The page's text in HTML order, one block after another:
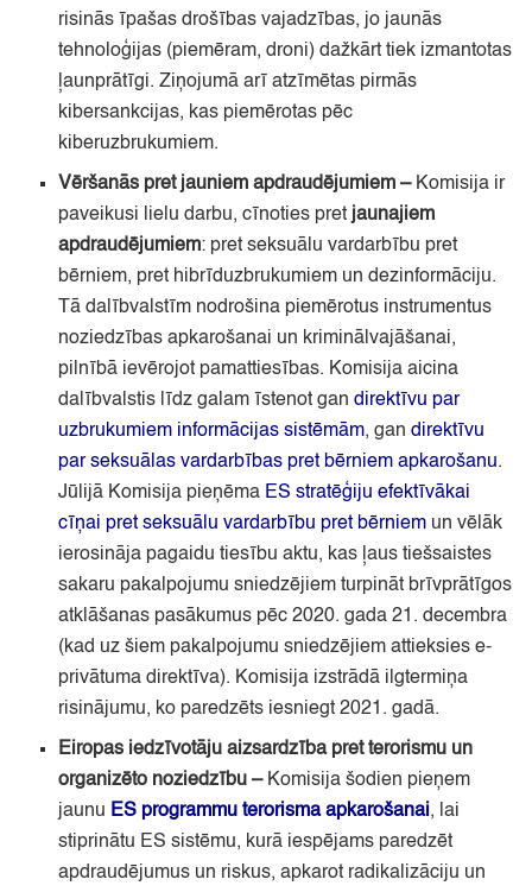
risinās īpašas drošības vajadzības, jo jaunās
tehnoloģijas (piemēram, droni) dažkārt tiek izmantotas
ļaunprātīgi. Ziņojumā arī atzīmētas pirmās
kibersankcijas, kas piemērotas pēc
kiberuzbrukumiem.
Vēršanās pret jauniem apdraudējumiem–Komisija ir
paveikusi lielu darbu, cīnoties pret jaunajiem
apdraudējumiem: pret seksuālu vardarbību pret
bērniem, pret hibrīduzbrukumiem un dezinformāciju.
Tā dalībvalstīm nodrošina piemērotus instrumentus
noziedzības apkarošanai un kriminālvajāšanai,
pilnībā ievērojot pamattiesības. Komisija aicina
dalībvalstis līdz galam īstenot gandirektīvu par
uzbrukumiem informācijas sistēmām, gandirektīvu
par seksuālas vardarbības pret bērniem apkarošanu.
Jūlijā Komisija pieņēma ES stratēģiju efektīvākai
cīņai pret seksuālu vardarbību pret bērniem un vēlāk
ierosināja pagaidu tiesību aktu, kas ļaus tiešsaistes
sakaru pakalpojumu sniedzējiem turpināt brīvprātīgos
atklāšanas pasākumus pēc 2020. gada 21. decembra
(kad uz šiem pakalpojumu sniedzējiem attieksies e-
privātuma direktīva). Komisija izstrādā ilgtermiņa
risinājumu, ko paredzēts iesniegt 2021. gadā.
Eiropas iedzīvotāju aizsardzība pret terorismu un
organizēto noziedzību–Komisija šodien pieņem
jaunu ES programmu terorisma apkarošanai, lai
stiprinātu ES sistēmu, kurā iespējams paredzēt
apdraudējumus un riskus, apkarot radikalizāciju un